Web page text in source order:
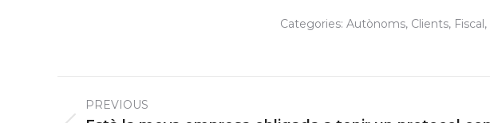
Categories: Autònoms, Clients, Fiscal,
PREVIOUS